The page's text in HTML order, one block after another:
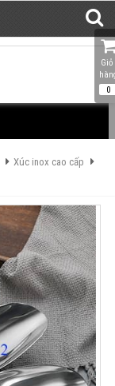
Xúc inox cao cấp
Giỏ
0